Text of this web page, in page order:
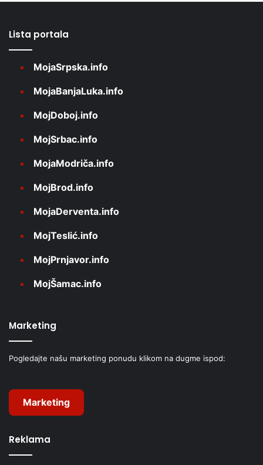
Lista portala
MojaSrpska.info
MojaBanjaLuka.info
MojDoboj.info
MojSrbac.info
MojaModriča.info
MojBrod.info
MojaDerventa.info
MojTeslić.info
MojPrnjavor.info
MojŠamac.info
Marketing
Pogledajte našu marketing ponudu klikom na dugme ispod:
Marketing
Reklama